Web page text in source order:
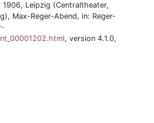
Leipzig (Centraltheater,
Max-Reger-Abend, in: Reger-
, version 4.1.0,